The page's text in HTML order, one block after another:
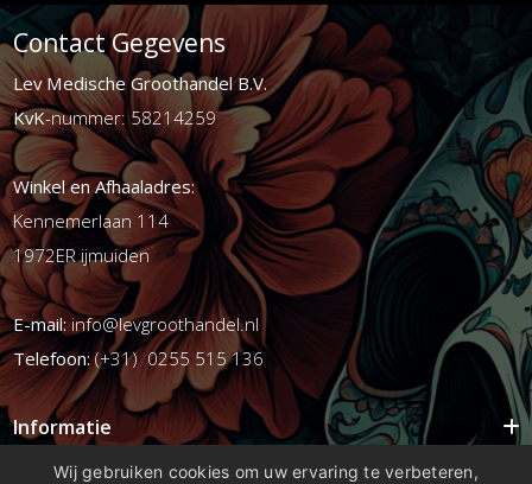
Contact Gegevens
Lev Medische Groothandel B.V.
KvK-nummer: 58214259
Winkel en Afhaaladres:
Kennemerlaan 114
1972ER ijmuiden
E-mail:info@levgroothandel.nl
Telefoon:(+31) 0255 515 136
Informatie
Mijn account
Wij gebruiken cookies om uw ervaring te verbeteren,